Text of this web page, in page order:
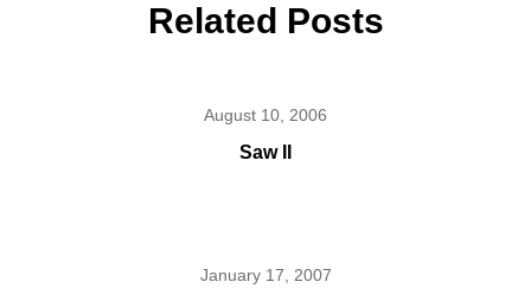
Related Posts
August 10, 2006
Saw II
January 17, 2007